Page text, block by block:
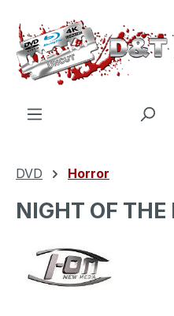
Zum Hauptinhalt springen
DVD Horror
NIGHT OF